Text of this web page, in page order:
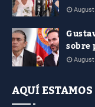
sobre
AQUÍ ESTAMOS